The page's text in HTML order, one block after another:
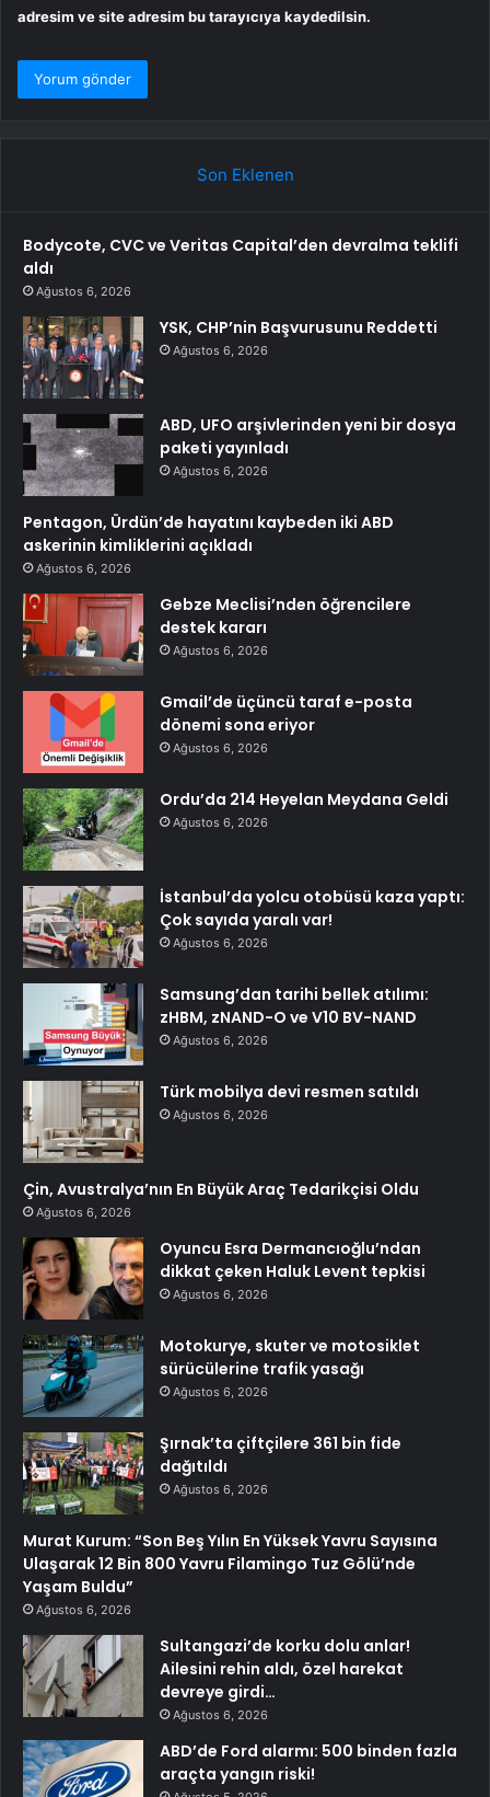
adresim ve site adresim bu tarayıcıya kaydedilsin.
Son Eklenen
Bodycote, CVC ve Veritas Capital’den devralma teklifi
aldı
Ağustos 6, 2026
YSK, CHP’nin Başvurusunu Reddetti
Ağustos 6, 2026
ABD, UFO arşivlerinden yeni bir dosya
paketi yayınladı
Ağustos 6, 2026
Pentagon, Ürdün’de hayatını kaybeden iki ABD
askerinin kimliklerini açıkladı
Ağustos 6, 2026
Gebze Meclisi’nden öğrencilere
destek kararı
Ağustos 6, 2026
Gmail’de üçüncü taraf e-posta
dönemi sona eriyor
Ağustos 6, 2026
Ordu’da 214 Heyelan Meydana Geldi
Ağustos 6, 2026
İstanbul’da yolcu otobüsü kaza yaptı:
Çok sayıda yaralı var!
Ağustos 6, 2026
Samsung’dan tarihi bellek atılımı:
zHBM, zNAND-O ve V10 BV-NAND
Ağustos 6, 2026
Türk mobilya devi resmen satıldı
Ağustos 6, 2026
Çin, Avustralya’nın En Büyük Araç Tedarikçisi Oldu
Ağustos 6, 2026
Oyuncu Esra Dermancıoğlu’ndan
dikkat çeken Haluk Levent tepkisi
Ağustos 6, 2026
Motokurye, skuter ve motosiklet
sürücülerine trafik yasağı
Ağustos 6, 2026
Şırnak’ta çiftçilere 361 bin fide
dağıtıldı
Ağustos 6, 2026
Murat Kurum: “Son Beş Yılın En Yüksek Yavru Sayısına
Ulaşarak 12 Bin 800 Yavru Filamingo Tuz Gölü’nde
Yaşam Buldu”
Ağustos 6, 2026
Sultangazi’de korku dolu anlar!
Ailesini rehin aldı, özel harekat
devreye girdi…
Ağustos 6, 2026
ABD’de Ford alarmı: 500 binden fazla
araçta yangın riski!